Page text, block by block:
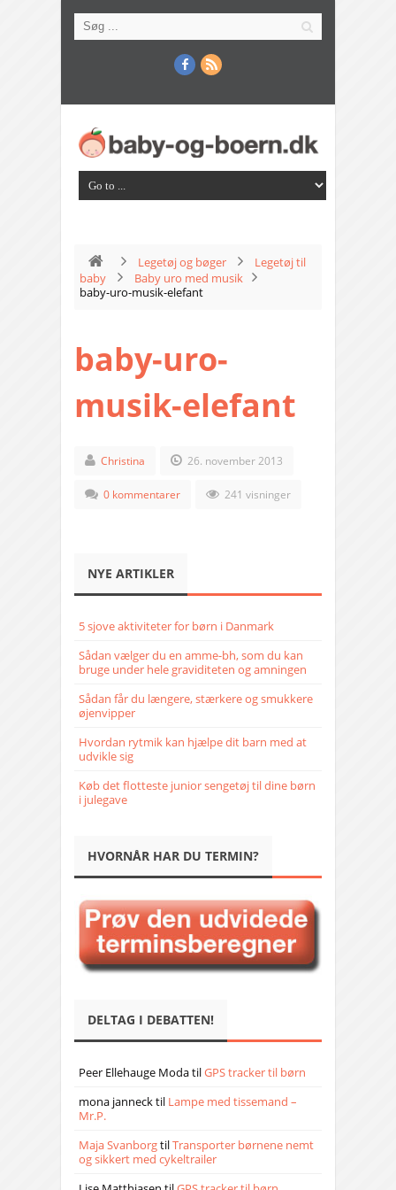
Legetøj og bøger
Legetøj til
baby
Baby uro med musik
baby-uro-musik-elefant
baby-uro-
musik-elefant
Christina 26. november 2013
0 kommentarer 241 visninger
NYE ARTIKLER
5 sjove aktiviteter for børn i Danmark
Sådan vælger du en amme-bh, som du kan
bruge under hele graviditeten og amningen
Sådan får du længere, stærkere og smukkere
øjenvipper
Hvordan rytmik kan hjælpe dit barn med at
udvikle sig
Køb det flotteste junior sengetøj til dine børn
i julegave
HVORNÅR HAR DU TERMIN?
DELTAG I DEBATTEN!
Peer Ellehauge ModatilGPS tracker til børn
mona jannecktil Lampe med tissemand –
Mr.P.
Maja SvanborgtilTransporter børnene nemt
og sikkert med cykeltrailer